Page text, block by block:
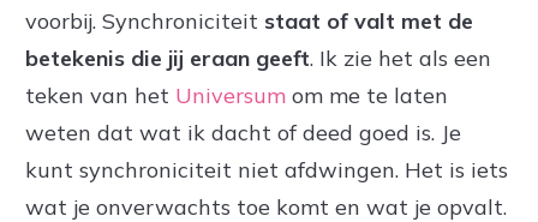
voorbij. Synchroniciteit staat of valt met de
betekenis die jij eraan geeft. Ik zie het als een
teken van het Universum om me te laten
weten dat wat ik dacht of deed goed is. Je
kunt synchroniciteit niet afdwingen. Het is iets
wat je onverwachts toe komt en wat je opvalt.